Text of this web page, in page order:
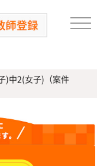
)中2(女子)（案件